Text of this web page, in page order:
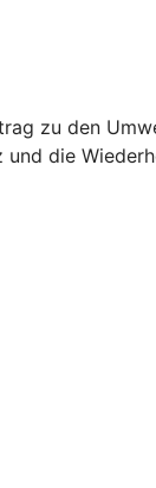
zu den
und die